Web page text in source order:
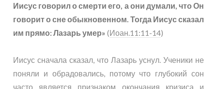
Иисус говорил о смерти его, а они думали, что Он
говорит о сне обыкновенном. Тогда Иисус сказал
им прямо: Лазарь умер» (Иоан.11:11-14)
Иисус сначала сказал, что Лазарь уснул. Ученики не
поняли и обрадовались, потому что глубокий сон
часто является признаком окончания кризиса и